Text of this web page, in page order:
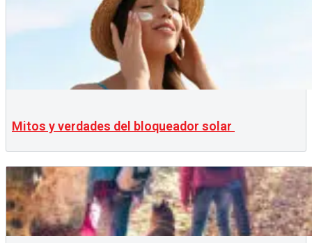
Mitos y verdades del bloqueador solar